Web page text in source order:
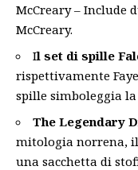
McCreary – Include
McCreary.
Il set di spille
rispettivamente
spille simboleggia
The Legendary
mitologia norrena,
una sacchetta di